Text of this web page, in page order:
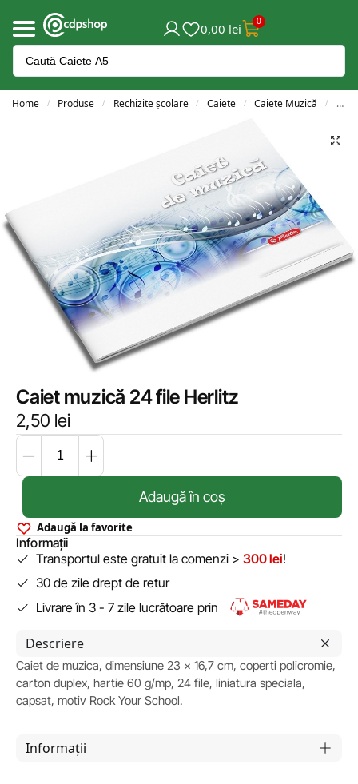
0,00 lei 0
Home / Produse / Rechizite școlare / Caiete / Caiete Muzică /
Caiet muzică 24 file Herlitz
2,50 lei
Adaugă în coș
Adaugă la favorite
Informații
Transportul este gratuit la comenzi > 300 lei!
30 de zile drept de retur
Livrare în 3 - 7 zile lucrătoare prin
Descriere
Caiet de muzica, dimensiune 23 x 16,7 cm, coperti policromie,
carton duplex, hartie 60 g/mp, 24 file, liniatura speciala,
capsat, motiv Rock Your School.
Informații